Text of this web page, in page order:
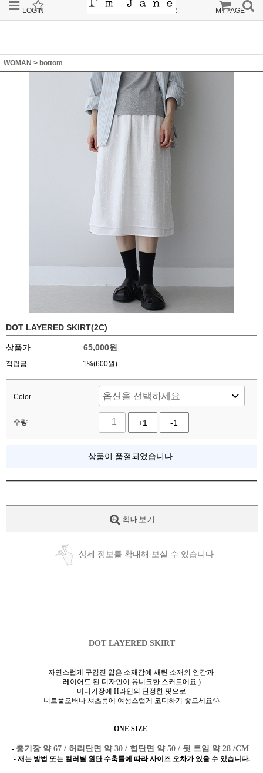
LOGIN ORDER MYPAGE
WOMAN > bottom
DOT LAYERED SKIRT(2C)
상품가 65,000원
적립금 1%(600원)
Color
수량 +1 -1
상품이 품절되었습니다.
확대보기
상세 정보를 확대해 보실 수 있습니다
DOT LAYERED SKIRT
자연스럽게 구김진 얇은 소재감에 새틴 소재의 안감과
레이어드 된 디자인이 유니크한 스커트에요:)
미디기장에 H라인의 단정한 핏으로
니트풀오버나 셔츠등에 여성스럽게 코디하기 좋으세요^^
ONE SIZE
- 총기장 약 67 / 허리단면 약 30 / 힙단면 약 50 / 뒷 트임 약 28 /CM
- 재는 방법 또는 컬러별 원단 수축률에 따라 사이즈 오차가 있을 수 있습니다.